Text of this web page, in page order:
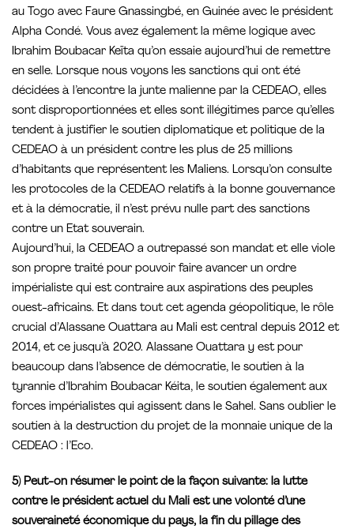
au Togo avec Faure Gnassingbé, en Guinée avec le président
Alpha Condé. Vous avez également la même logique avec
Ibrahim Boubacar Keïta qu’on essaie aujourd’hui de remettre
en selle. Lorsque nous voyons les sanctions qui ont été
décidées à l’encontre la junte malienne par la CEDEAO, elles
sont disproportionnées et elles sont illégitimes parce qu’elles
tendent à justifier le soutien diplomatique et politique de la
CEDEAO à un président contre les plus de 25 millions
d’habitants que représentent les Maliens. Lorsqu’on consulte
les protocoles de la CEDEAO relatifs à la bonne gouvernance
et à la démocratie, il n’est prévu nulle part des sanctions
contre un Etat souverain.
Aujourd’hui, la CEDEAO a outrepassé son mandat et elle viole
son propre traité pour pouvoir faire avancer un ordre
impérialiste qui est contraire aux aspirations des peuples
ouest-africains. Et dans tout cet agenda géopolitique, le rôle
crucial d’Alassane Ouattara au Mali est central depuis 2012 et
2014, et ce jusqu’à 2020. Alassane Ouattara y est pour
beaucoup dans l’absence de démocratie, le soutien à la
tyrannie d’Ibrahim Boubacar Kéita, le soutien également aux
forces impérialistes qui agissent dans le Sahel. Sans oublier le
soutien à la destruction du projet de la monnaie unique de la
CEDEAO : l’Eco.
5) Peut-on résumer le point de la façon suivante: la lutte
contre le président actuel du Mali est une volonté d’une
souveraineté économique du pays, la fin du pillage des